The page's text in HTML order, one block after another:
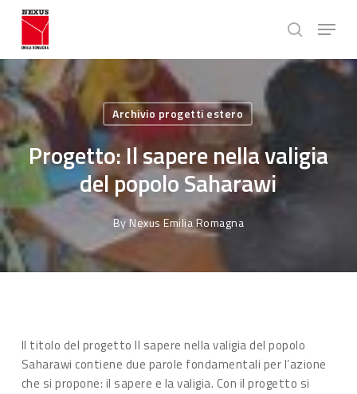
Skip
main
content
search
Menu
Archivio progetti estero
Progetto: Il sapere nella valigia
del popolo Saharawi
By Nexus Emilia Romagna
Il titolo del progetto Il sapere nella valigia del popolo
Saharawi contiene due parole fondamentali per l’azione
che si propone: il sapere e la valigia. Con il progetto si
Menu